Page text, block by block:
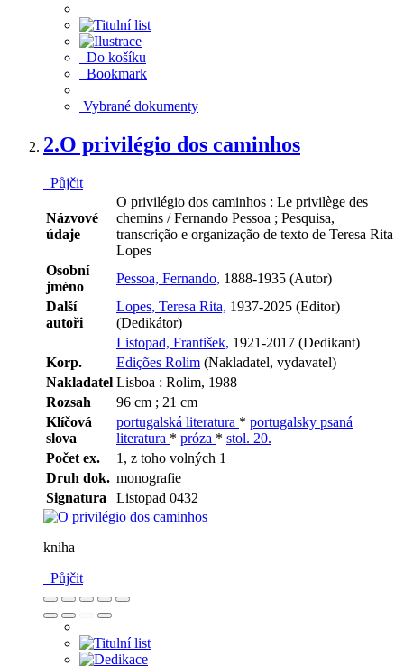
Do košíku
Bookmark
Vybrané dokumenty
2.O privilégio dos caminhos
Půjčit
Názvové
údaje
O privilégio dos caminhos : Le privilège des
chemins / Fernando Pessoa ; Pesquisa,
transcrição e organização de texto de Teresa Rita
Lopes
Osobní
jméno
Pessoa, Fernando, 1888-1935 (Autor)
Další
autoři
Lopes, Teresa Rita, 1937-2025 (Editor)
(Dedikátor)
Listopad, František, 1921-2017 (Dedikant)
Korp.
Edições Rolim (Nakladatel, vydavatel)
Nakladatel Lisboa : Rolim, 1988
Rozsah
96 cm ; 21 cm
Klíčová
slova
portugalská literatura * portugalsky psaná
literatura * próza * stol. 20.
Počet ex.
1, z toho volných 1
Druh dok. monografie
Signatura
Listopad 0432
kniha
Půjčit